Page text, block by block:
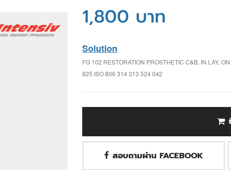
1,800 บาท
Solution
FG 102 RESTORATION PROSTHETIC C&B, IN LAY,
825 ISO 806 314 313 524 042
สอบถามผ่าน FACEBOOK